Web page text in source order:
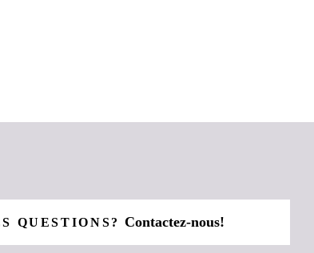
QUESTIONS?Contactez-nous!